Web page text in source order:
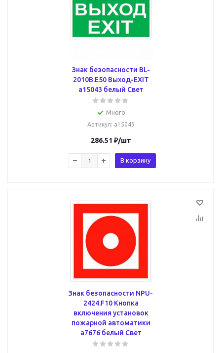
Знак безопасности BL-
2010B.E50 Выход-EXIT
a15043 белый Свет
Много
Артикул: a15043
286.51 ₽/шт
В корзину
Знак безопасности NPU-
2424.F10 Кнопка
включения установок
пожарной автоматики
a7676 белый Свет